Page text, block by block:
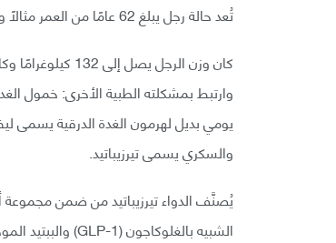
تُعد حالة رجل يبلغ 62 عامًا من العمر مثالًا واضحًا على أهمية متابعة فقدان الوزن السريع من كثب عند تناول الأدوية.
كان وزن الرجل
وارتبط بمشكلته الطبية الأخرى: خمول
يومي بديل لهرمون الغدة الدرقية يسمى
والسكري يسمى تيرزيباتيد.
الشبيه بالغلوكاجون (GLP-1) والببتيد الموجه للأنسولين المعتمد على الغلوكوز (GIP) لضبط مستويات سكر الدم والشهية.